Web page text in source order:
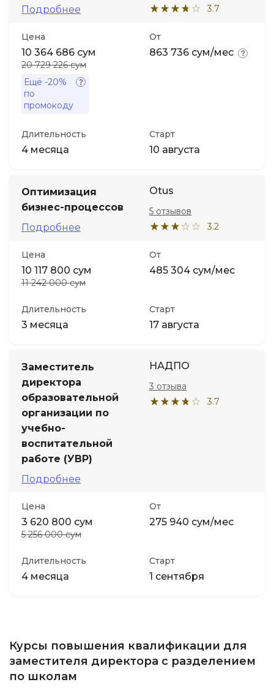
Подробнее
3.7
Цена
10 364 686 сум
20 729 226 сум
Ещё -20%
по
промокоду
От
863 736 сум/мес
Длительность
4 месяца
Старт
10 августа
Оптимизация
бизнес-процессов
Подробнее
Otus
3.2
5 отзывов
Цена
10 117 800 сум
11 242 000 сум
От
485 304 сум/мес
Длительность
3 месяца
Старт
17 августа
Заместитель
директора
образовательной
организации по
учебно-
воспитательной
работе (УВР)
Подробнее
НАДПО
3.7
3 отзыва
Цена
3 620 800 сум
5 256 000 сум
От
275 940 сум/мес
Длительность
4 месяца
Старт
1 сентября
Курсы повышения квалификации для
заместителя директора с разделением
по школам